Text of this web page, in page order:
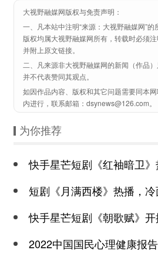
大视野融媒网版权与免责声明：
一、凡本站中注明“来源：大视野融媒网”的
版权均属大视野融媒网所有，转载时必须注
并附上原文链接。
二、凡来源非大视野融媒网的新闻（作品
并不代表赞同其观点。
如因作品内容、版权和其它问题需要同本
内进行，联系邮箱：dsynews@126.com。
为你推荐
快手星芒短剧《红袖暗卫》热播，
短剧《月满西楼》热播，冷面督军与
快手星芒短剧《朝歌赋》开播，看一代
2022中国国民心理健康报告：青